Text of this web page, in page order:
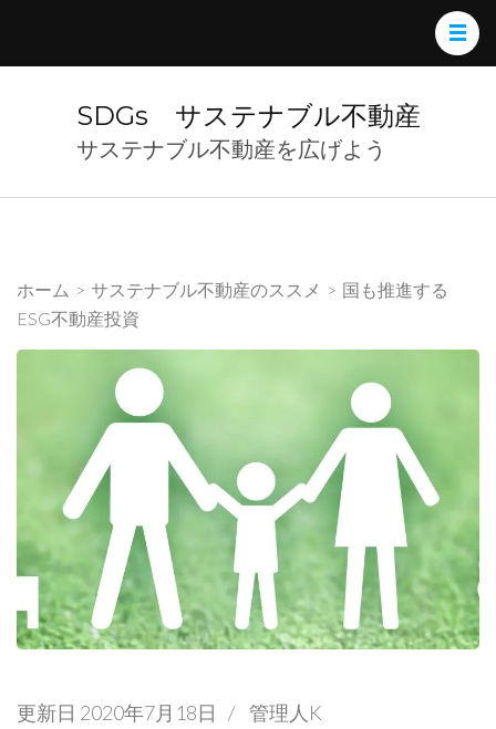
ス
プ
(Enter
を
SDGs サステナブル不動産
サステナブル不動産を広げよう
ホーム > サステナブル不動産のススメ > 国も推進する
ESG不動産投資
更新日 2020年7月18日 / 管理人K